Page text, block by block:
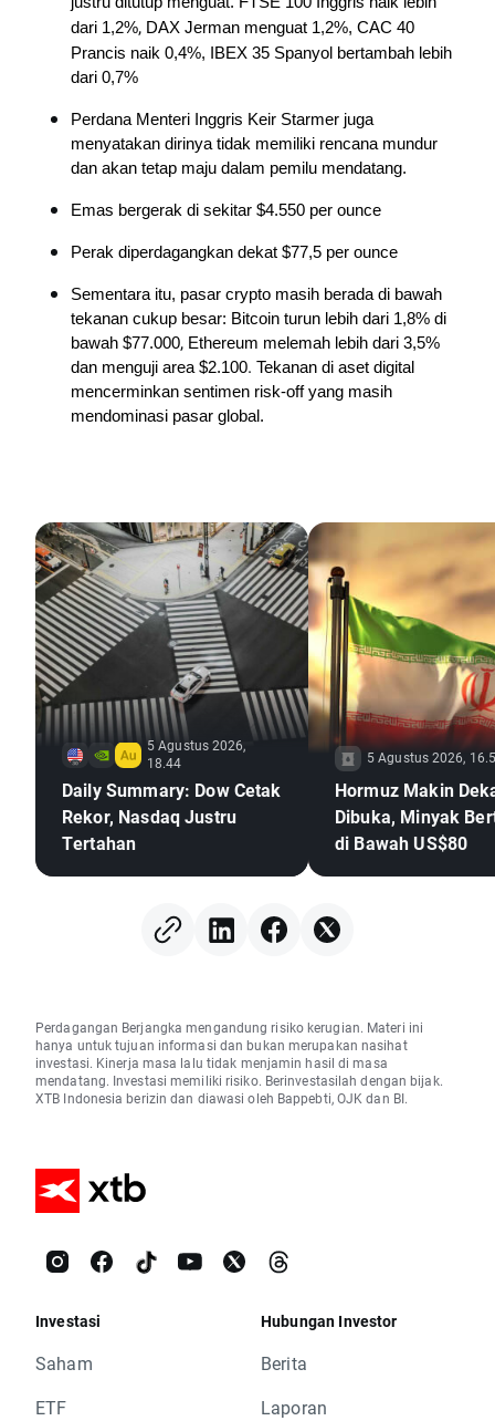
dari 1,2%, DAX Jerman menguat 1,2%, CAC 40
Prancis naik 0,4%,
IBEX 35 Spanyol bertambah lebih
dari 0,7%
Perdana Menteri Inggris Keir Starmer juga
menyatakan dirinya tidak memiliki rencana mundur
dan akan tetap maju dalam pemilu mendatang.
Emas bergerak di sekitar $4.550 per ounce
Perak diperdagangkan dekat $77,5 per ounce
Sementara itu, pasar crypto masih berada di bawah
tekanan cukup besar: Bitcoin turun lebih dari 1,8% di
bawah $77.000, Ethereum melemah lebih dari 3,5%
dan menguji area $2.100. Tekanan di aset digital
mencerminkan sentimen risk-off yang masih
mendominasi pasar global.
5 Agustus 2026,
18.44
Daily Summary: Dow Cetak
Rekor, Nasdaq Justru
Tertahan
5 Agustus 2026,
Hormuz Makin
Dibuka, Minyak
di Bawah US$80
Perdagangan Berjangka mengandung risiko kerugian. Materi ini
hanya untuk tujuan informasi dan bukan merupakan nasihat
investasi. Kinerja masa lalu tidak menjamin hasil di masa
mendatang. Investasi memiliki risiko. Berinvestasilah dengan bijak.
XTB Indonesia berizin dan diawasi oleh Bappebti, OJK dan BI.
Investasi
Saham
ETF
Hubungan Investor
Berita
Laporan